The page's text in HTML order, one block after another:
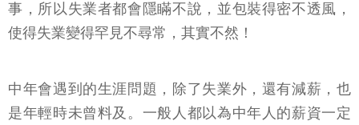
事，所以失業者都會隱瞞不說，並包裝得密不透風，
使得失業變得罕見不尋常，其實不然！
中年會遇到的生涯問題，除了失業外，還有減薪，也
是年輕時未曾料及。一般人都以為中年人的薪資一定